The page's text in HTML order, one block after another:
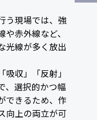
う現場では、強
赤外線など、
光線が多く放出
収」「反射」
、選択的かつ幅
できるため、作
向上の両立が可